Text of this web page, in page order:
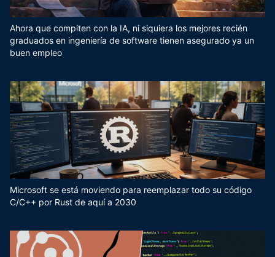
Ahora que compiten con la IA, ni siquiera los mejores recién
graduados en ingeniería de software tienen asegurado ya un
buen empleo
Microsoft se está moviendo para reemplazar todo su código
C/C++ por Rust de aquí a 2030